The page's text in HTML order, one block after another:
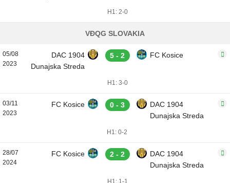
H1: 2-0
VĐQG SLOVAKIA
05/08
2023
DAC 1904
Dunajska Streda
5 - 2 FC Kosice
H1: 3-0
03/11
2023
FC Kosice 0 - 3
DAC 1904
Dunajska Streda
H1: 0-2
28/07
2024
FC Kosice 2 - 2
DAC 1904
Dunajska Streda
H1: 1-1